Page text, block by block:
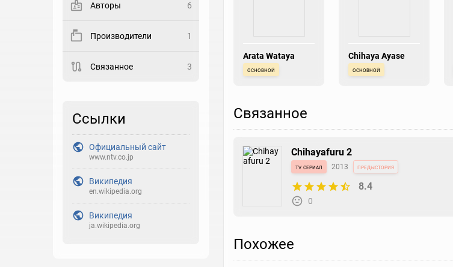
Закладка
Выберите рейтинг
Авторы 6
Производители 1
Связанное 3
Ссылки
Официальный сайт
www.ntv.co.jp
Википедия
en.wikipedia.org
Википедия
ja.wikipedia.org
Arata Wataya
основной
Chihaya Ayase
основной
Связанное
Chihayafuru 2
tv сериал 2013 предыстория
8.4
0
Похожее